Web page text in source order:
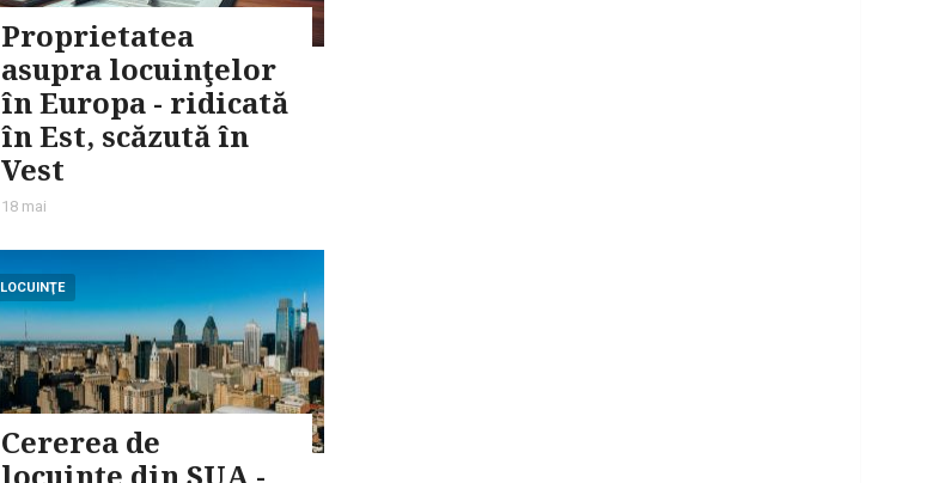
Proprietatea
asupra locuinţelor
în Europa - ridicată
în Est, scăzută în
Vest
18 mai
LOCUINŢE
Cererea de
locuinţe din SUA -